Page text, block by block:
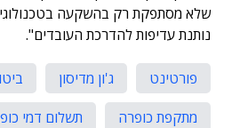
שלא מסתפקת רק בהשקעה
נותנת עדיפות להדרכת העובדים".
פורטינט ג'ון מדיסון
מתקפת כופרה
תשלום דמי